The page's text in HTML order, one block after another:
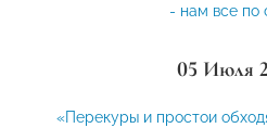
- нам все по
05 Июля
«Перекуры и простои